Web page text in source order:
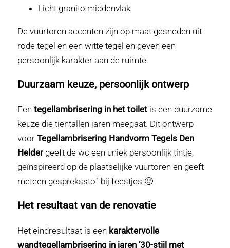
Licht granito middenvlak
De vuurtoren accenten zijn op maat gesneden uit
rode tegel en een witte tegel en geven een
persoonlijk karakter aan de ruimte.
Duurzaam keuze, persoonlijk ontwerp
Eentegellambrisering in het toilet is een duurzame
keuze die tientallen jaren meegaat. Dit ontwerp
voorTegellambrisering Handvorm Tegels Den
Heldergeeft de wc een uniek persoonlijk tintje,
geïnspireerd op de plaatselijke vuurtoren en geeft
meteen gespreksstof bij feestjes 🙂
Het resultaat van de renovatie
Het eindresultaat is een karaktervolle
wandtegellambrisering in jaren ’30-stijl met